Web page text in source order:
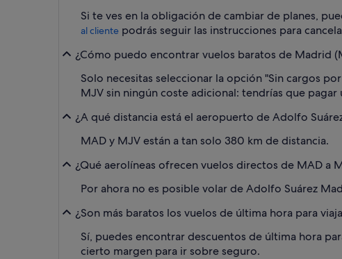
Si te ves en la obligación de cambiar de planes,
al cliente podrás seguir las instrucciones para
¿Cómo puedo encontrar vuelos baratos de Madrid
Solo necesitas seleccionar la opción "Sin cargos
MJV sin ningún coste adicional: tendrías que
¿A qué distancia está el aeropuerto de Adolfo
MAD y MJV están a tan solo 380 km de distancia.
¿Qué aerolíneas ofrecen vuelos directos de MAD a
Por ahora no es posible volar de Adolfo Suárez
¿Son más baratos los vuelos de última hora para
Sí, puedes encontrar descuentos de última hora
cierto margen para ir sobre seguro.